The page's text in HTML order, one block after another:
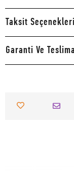
Taksit Seçenekleri
Garanti Ve